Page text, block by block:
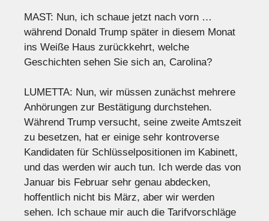
MAST: Nun, ich schaue jetzt nach vorn …
während Donald Trump später in diesem Monat
ins Weiße Haus zurückkehrt, welche
Geschichten sehen Sie sich an, Carolina?
LUMETTA: Nun, wir müssen zunächst mehrere
Anhörungen zur Bestätigung durchstehen.
Während Trump versucht, seine zweite Amtszeit
zu besetzen, hat er einige sehr kontroverse
Kandidaten für Schlüsselpositionen im Kabinett,
und das werden wir auch tun. Ich werde das von
Januar bis Februar sehr genau abdecken,
hoffentlich nicht bis März, aber wir werden
sehen. Ich schaue mir auch die Tarifvorschläge